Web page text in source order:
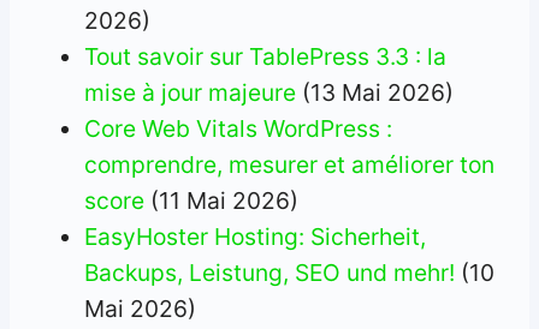
2026)
Tout savoir sur TablePress 3.3 : la
mise à jour majeure (13 Mai 2026)
Core Web Vitals WordPress :
comprendre, mesurer et améliorer ton
score (11 Mai 2026)
EasyHoster Hosting: Sicherheit,
Backups, Leistung, SEO und mehr! (10
Mai 2026)